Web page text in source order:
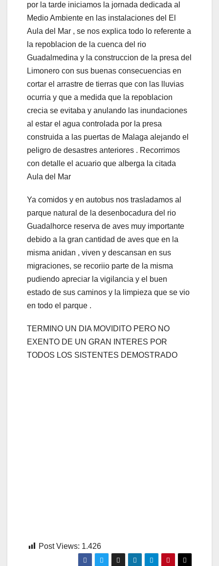
por la tarde iniciamos la jornada dedicada al
Medio Ambiente en las instalaciones del El
Aula del Mar , se nos explica todo lo referente a
la repoblacion de la cuenca del rio
Guadalmedina y la construccion de la presa del
Limonero con sus buenas consecuencias en
cortar el arrastre de tierras que con las lluvias
ocurria y que a medida que la repoblacion
crecia se evitaba y anulando las inundaciones
al estar el agua controlada por la presa
construida a las puertas de Malaga alejando el
peligro de desastres anteriores . Recorrimos
con detalle el acuario que alberga la citada
Aula del Mar
Ya comidos y en autobus nos trasladamos al
parque natural de la desenbocadura del rio
Guadalhorce reserva de aves muy importante
debido a la gran cantidad de aves que en la
misma anidan , viven y descansan en sus
migraciones, se recoriio parte de la misma
pudiendo apreciar la vigilancia y el buen
estado de sus caminos y la limpieza que se vio
en todo el parque .
TERMINO UN DIA MOVIDITO PERO NO
EXENTO DE UN GRAN INTERES POR
TODOS LOS SISTENTES DEMOSTRADO
Post Views: 1.426